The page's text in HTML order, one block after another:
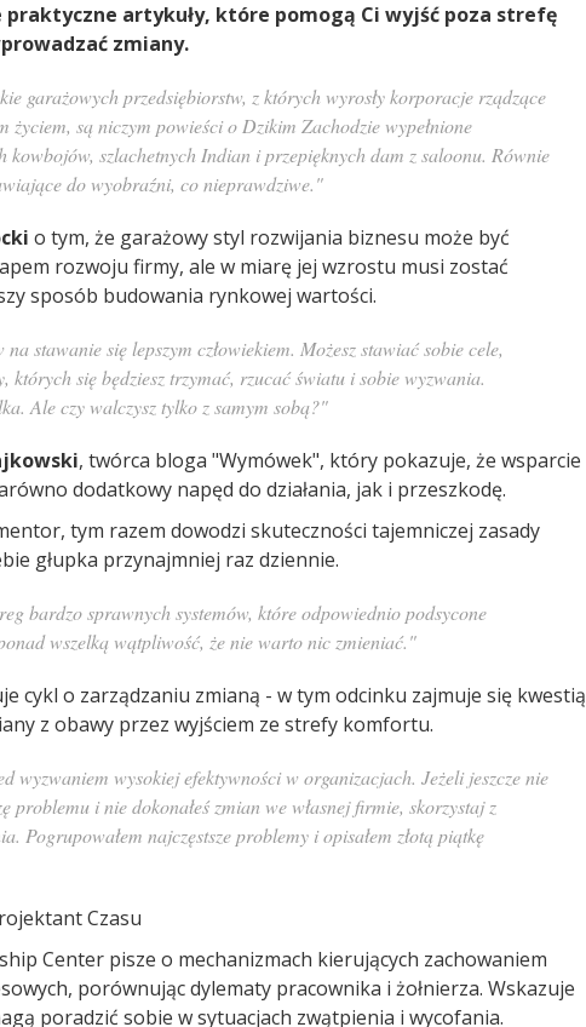
praktyczne artykuły, które pomogą Ci wyjść poza strefę
zmiany.
garażowych przedsiębiorstw, z których wyrosły korporacje rządzące
życiem, są niczym powieści o Dzikim Zachodzie wypełnione
kowbojów, szlachetnych Indian i przepięknych dam z saloonu. Równie
do wyobraźni, co nieprawdziwe."
o tym, że garażowy styl rozwijania biznesu może być
rozwoju firmy, ale w miarę jej wzrostu musi zostać
sposób budowania rynkowej wartości.
stawanie się lepszym człowiekiem. Możesz stawiać sobie cele,
których się będziesz trzymać, rzucać światu i sobie wyzwania.
Ale czy walczysz tylko z samym sobą?"
, twórca bloga "Wymówek", który pokazuje, że wsparcie
dodatkowy napęd do działania, jak i przeszkodę.
tym razem dowodzi skuteczności tajemniczej zasady
głupka przynajmniej raz dziennie.
bardzo sprawnych systemów, które odpowiednio podsycone
wszelką wątpliwość, że nie warto nic zmieniać."
cykl o zarządzaniu zmianą - w tym odcinku zajmuje się kwestią
z obawy przez wyjściem ze strefy komfortu.
wyzwaniem wysokiej efektywności w organizacjach. Jeżeli jeszcze nie
problemu i nie dokonałeś zmian we własnej firmie, skorzystaj z
Pogrupowałem najczęstsze problemy i opisałem złotą piątkę
Czasu
Center pisze o mechanizmach kierujących zachowaniem
porównując dylematy pracownika i żołnierza. Wskazuje
poradzić sobie w sytuacjach zwątpienia i wycofania.